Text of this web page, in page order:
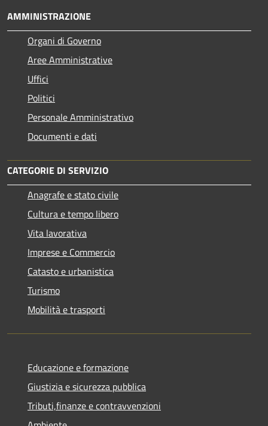
AMMINISTRAZIONE
Organi di Governo
Aree Amministrative
Uffici
Politici
Personale Amministrativo
Documenti e dati
CATEGORIE DI SERVIZIO
Anagrafe e stato civile
Cultura e tempo libero
Vita lavorativa
Imprese e Commercio
Catasto e urbanistica
Turismo
Mobilità e trasporti
Educazione e formazione
Giustizia e sicurezza pubblica
Tributi,finanze e contravvenzioni